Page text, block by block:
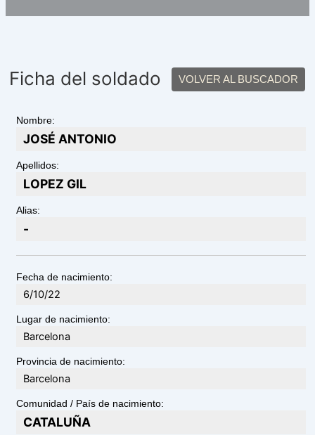
Ficha del soldado VOLVER AL BUSCADOR
Nombre:
JOSÉ ANTONIO
Apellidos:
LOPEZ GIL
Alias:
-
Fecha de nacimiento:
6/10/22
Lugar de nacimiento:
Barcelona
Provincia de nacimiento:
Barcelona
Comunidad / País de nacimiento:
CATALUÑA